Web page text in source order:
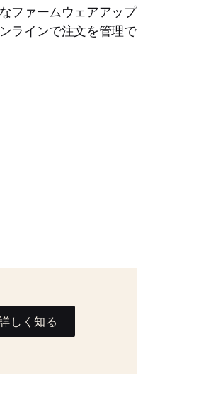
ファームウェアアップ
ラインで注文を管理で
しく知る